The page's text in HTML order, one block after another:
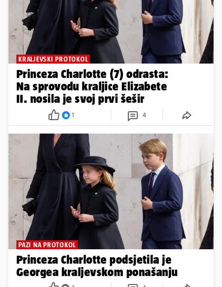
KRALJEVSKI PROTOKOL
Princeza Charlotte (7) odrasta:
Na sprovodu kraljice Elizabete
II. nosila je svoj prvi šešir
1 4
PAZI NA PROTOKOL
Princeza Charlotte podsjetila je
Georgea kraljevskom ponašanju